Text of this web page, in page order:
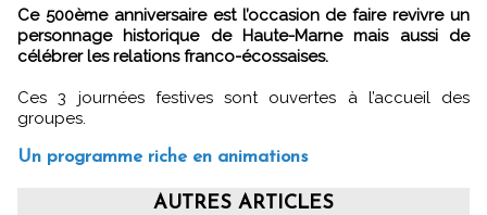
Ce 500ème anniversaire est l’occasion de faire revivre un
personnage historique de Haute-Marne mais aussi de
célébrer les relations franco-écossaises.
Ces 3 journées festives sont ouvertes à l’accueil des
groupes.
Un programme riche en animations
AUTRES ARTICLES